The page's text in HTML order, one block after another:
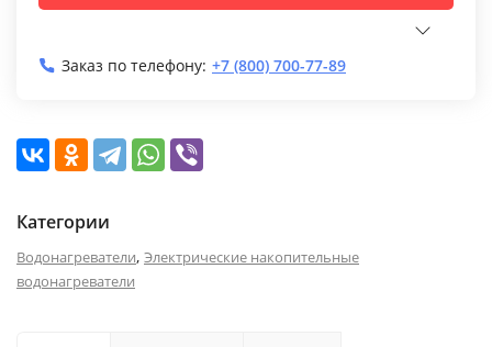
Заказ по телефону: +7 (800) 700-77-89
Категории
Водонагреватели, Электрические накопительные
водонагреватели